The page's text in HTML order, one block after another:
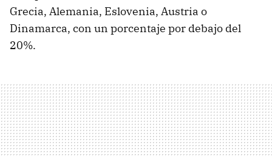
Grecia, Alemania, Eslovenia, Austria o
Dinamarca, con un porcentaje por debajo del
20%.